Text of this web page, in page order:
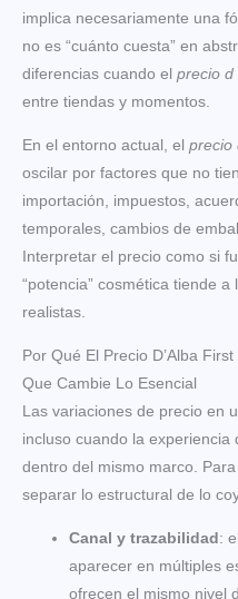
implica necesariamente una
no es “cuánto cuesta” en
diferencias cuando el precio d
entre tiendas y momentos.
En el entorno actual, el precio
oscilar por factores que no
importación, impuestos,
temporales, cambios de
Interpretar el precio como si
“potencia” cosmética tiende
realistas.
Por Qué El Precio D’Alba
Que Cambie Lo Esencial
Las variaciones de precio en
incluso cuando la
dentro del mismo marco.
separar lo estructural de lo
Canal y trazabilidad:
aparecer en múltiples
ofrecen el mismo nivel